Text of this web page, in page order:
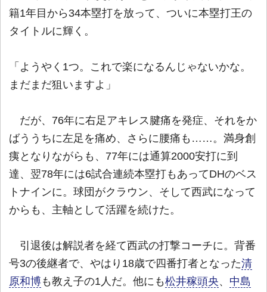
籍1年目から34本塁打を放って、ついに本塁打王の
タイトルに輝く。
「ようやく1つ。これで楽になるんじゃないかな。
まだまだ狙いますよ」
だが、76年に右足アキレス腱痛を発症、それをか
ばううちに左足を痛め、さらに腰痛も……。満身創
痍となりながらも、77年には通算2000安打に到
達、翌78年には6試合連続本塁打もあってDHのベス
トナインに。球団がクラウン、そして西武になって
からも、主軸として活躍を続けた。
引退後は解説者を経て西武の打撃コーチに。背番
号3の後継者で、やはり18歳で四番打者となった清
原和博も教え子の1人だ。他にも松井稼頭央、 中島